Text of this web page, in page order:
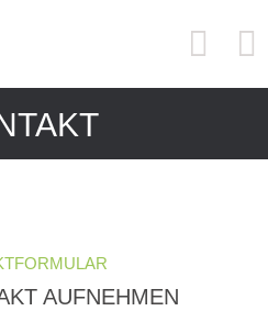
AUFNEHMEN